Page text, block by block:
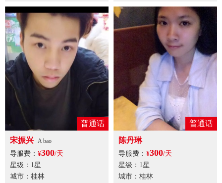
普通话
宋振兴
A bao
导服费： ¥300/天
星级：1星
城市：桂林
普通话
陈丹琳
导服费： ¥300/天
星级：1星
城市：桂林